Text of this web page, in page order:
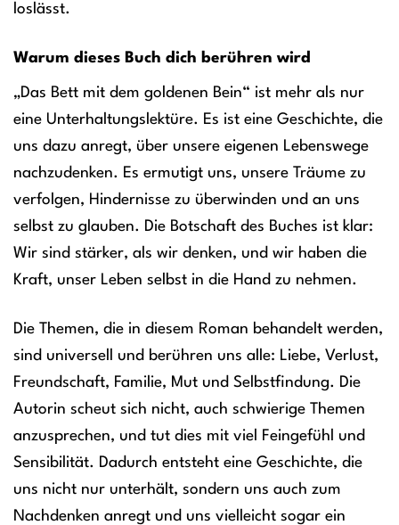
loslässt.
Warum dieses Buch dich berühren wird
„Das Bett mit dem goldenen Bein“ ist mehr als nur
eine Unterhaltungslektüre. Es ist eine Geschichte, die
uns dazu anregt, über unsere eigenen Lebenswege
nachzudenken. Es ermutigt uns, unsere Träume zu
verfolgen, Hindernisse zu überwinden und an uns
selbst zu glauben. Die Botschaft des Buches ist klar:
Wir sind stärker, als wir denken, und wir haben die
Kraft, unser Leben selbst in die Hand zu nehmen.
Die Themen, die in diesem Roman behandelt werden,
sind universell und berühren uns alle: Liebe, Verlust,
Freundschaft, Familie, Mut und Selbstfindung. Die
Autorin scheut sich nicht, auch schwierige Themen
anzusprechen, und tut dies mit viel Feingefühl und
Sensibilität. Dadurch entsteht eine Geschichte, die
uns nicht nur unterhält, sondern uns auch zum
Nachdenken anregt und uns vielleicht sogar ein